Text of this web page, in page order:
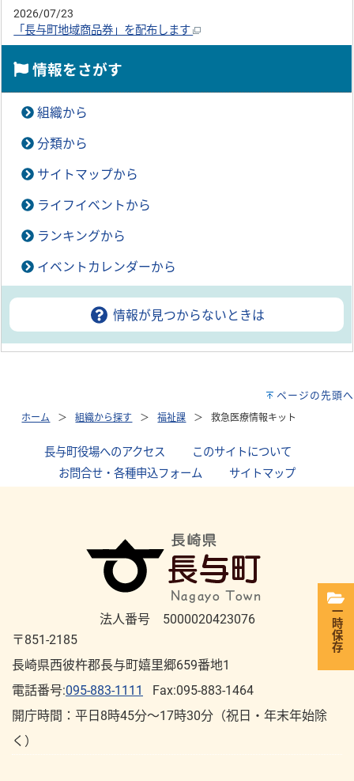
2026/07/23
「長与町地域商品券」を配布します
情報をさがす
組織から
分類から
サイトマップから
ライフイベントから
ランキングから
イベントカレンダーから
情報が見つからないときは
ページの先頭へ
ホーム 組織から探す 福祉課 救急医療情報キット
長与町役場へのアクセス このサイトについて
お問合せ・各種申込フォーム
サイトマップ
法人番号 5000020423076
〒851-2185
長崎県西彼杵郡長与町嬉里郷659番地1
電話番号:095-883-1111
Fax:095-883-1464
開庁時間：平⽇8時45分～17時30分（祝⽇・年末年始除
く）
一時保存